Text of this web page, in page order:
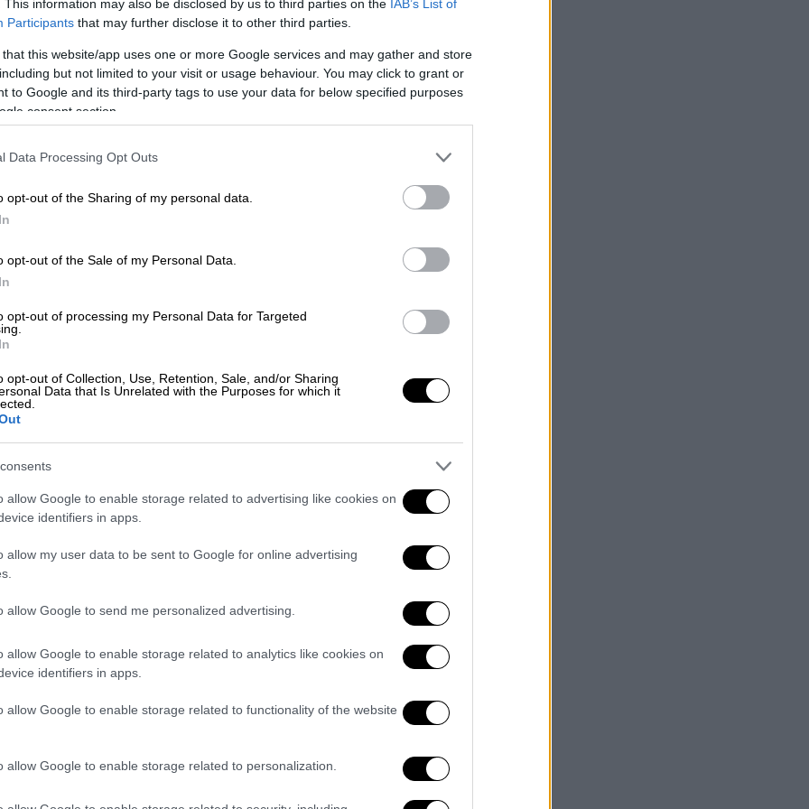
This information may also be disclosed by us to third parties on the IAB’s List of
Participants that may further disclose it to other third parties.
that this website/app uses one or more Google services and may gather and store
but not limited to your visit or usage behaviour. You may click to grant or
to Google and its third-party tags to use your data for below specified purposes
consent section.
Data Processing Opt Outs
opt-out of the Sharing of my personal data.
opt-out of the Sale of my Personal Data.
opt-out of processing my Personal Data for Targeted
opt-out of Collection, Use, Retention, Sale, and/or Sharing
Data that Is Unrelated with the Purposes for which it
allow Google to enable storage related to advertising like cookies on
identifiers in apps.
allow my user data to be sent to Google for online advertising
allow Google to send me personalized advertising.
allow Google to enable storage related to analytics like cookies on
identifiers in apps.
allow Google to enable storage related to functionality of the website
allow Google to enable storage related to personalization.
(Μάγδα Μπακούση/ethnos.gr)
και ανθρώπινη επαφή
τις ομορφιές: πλατάνια, ρεματιές,
νερά του
που ξετυλίγονται ανάμεσα σε
ορθοπλαγιές, δασωμένες εκτάσεις και
βγαλμένες λες από στίχους του
βόσκουν αμέριμνα στις παρυφές των
βλαχοχώριατης περιοχής. Χωριά με
και τη μετακινούμενη ζωή, αλλά και με
παρελθόν. Από εδώ ξεκινούσαν οι
καλαρρύτικα έργα αργυροχρυσοχοΐας
Βενετία και τη Μασσαλία, απλώνοντας
πολύ πέρα από τα βουνά που τα